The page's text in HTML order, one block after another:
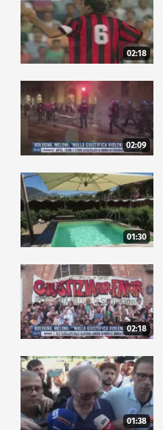
02:18
02:09
01:30
02:18
01:38